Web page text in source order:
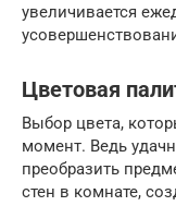
увеличивается
Цветовая
Выбор цвета,
момент. Ведь
преобразить
стен в комнате,